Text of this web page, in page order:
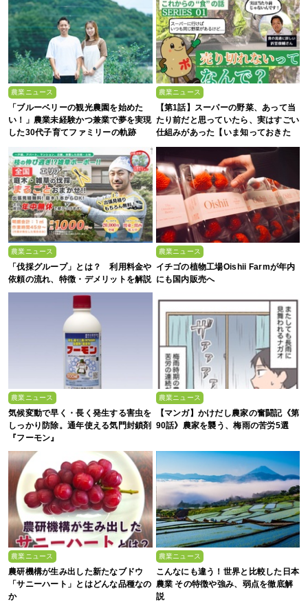
農業ニュース
「ブルーベリーの観光農園を始めた
い！」農業未経験かつ兼業で夢を実現
した30代子育てファミリーの軌跡
農業ニュース
【第1話】スーパーの野菜、あって当
たり前だと思っていたら、実はすごい
仕組みがあった【いま知っておきた
農業ニュース
「伐採グループ」とは？ 利用料金や
依頼の流れ、特徴・デメリットを解説
農業ニュース
イチゴの植物工場Oishii Farmが年内
にも国内販売へ
農業ニュース
気候変動で早く・長く発生する害虫を
しっかり防除。通年使える気門封鎖剤
『フーモン』
農業ニュース
【マンガ】かけだし農家の奮闘記《第
90話》農家を襲う、梅雨の苦労5選
農業ニュース
農研機構が生み出した新たなブドウ
「サニーハート」とはどんな品種なの
か
農業ニュース
こんなにも違う！世界と比較した日本
農業 その特徴や強み、弱点を徹底解
説